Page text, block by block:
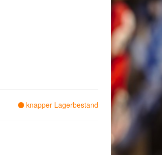
knapper Lagerbestand